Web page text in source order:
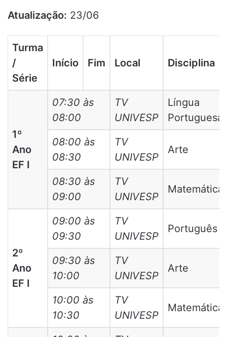
Atualização: 23/06
Turma
/
Série
Início Fim Local Disciplina
1º
Ano
EF I
07:30 às
08:00
TV
UNIVESP
Língua
Portuguesa
08:00 às
08:30
TV
UNIVESP
Arte
08:30 às
09:00
TV
UNIVESP
Matemática
2º
Ano
EF I
09:00 às
09:30
TV
UNIVESP
Português
09:30 às
10:00
TV
UNIVESP
Arte
10:00 às
10:30
TV
UNIVESP
Matemática